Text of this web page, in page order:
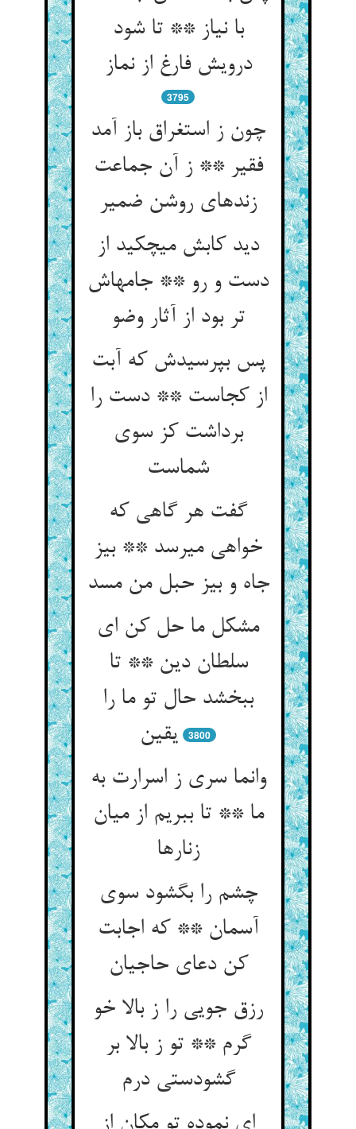
با نیاز ** تا شود
درویش فارغ از نماز
3795
چون ز استغراق باز آمد
فقیر ** ز آن جماعت
زنده‏ای روشن ضمیر
دید کابش می‏چکید از
دست و رو ** جامه‏اش
تر بود از آثار وضو
پس بپرسیدش که آبت
از کجاست ** دست را
برداشت کز سوی
شماست‏
گفت هر گاهی که
خواهی می‏رسد ** بی‏ز
جاه و بی‏ز حبل من مسد
مشکل ما حل کن ای
سلطان دین ** تا
ببخشد حال تو ما را
یقین‏
3800
وانما سری ز اسرارت به
ما ** تا ببریم از میان
زنارها
چشم را بگشود سوی
آسمان ** که اجابت
کن دعای حاجیان‏
رزق جویی را ز بالا خو
گرم ** تو ز بالا بر
گشودستی درم‏